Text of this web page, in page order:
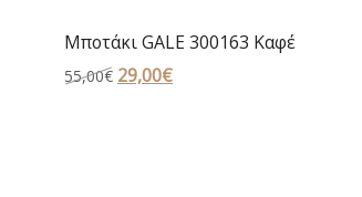
Μποτάκι GALE 300163 Καφέ
55,00€ Original
29,00€Η